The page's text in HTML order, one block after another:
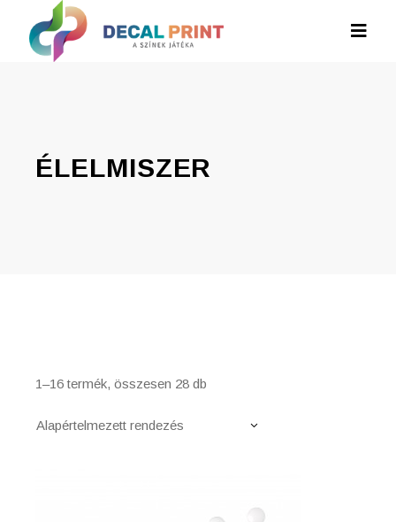
ÉLELMISZER
1–16 termék, összesen 28 db
Alapértelmezett rendezés